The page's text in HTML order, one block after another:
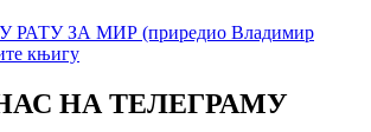
НА ТЕЛЕГРАМУ